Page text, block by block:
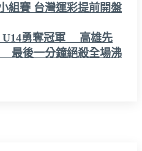
組賽 台灣運彩提前開盤
U14勇奪冠軍 高雄先
最後一分鐘絕殺全場沸